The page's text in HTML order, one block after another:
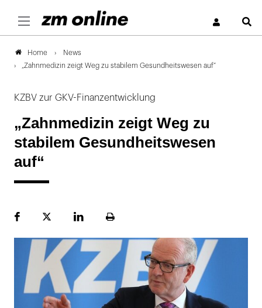
Home
News
„Zahnmedizin zeigt Weg zu stabilem Gesundheitswesen auf“
KZBV zur GKV-Finanzentwicklung
„Zahnmedizin zeigt Weg zu
stabilem Gesundheitswesen
auf“
FacebookPlattformLinekdInSeite